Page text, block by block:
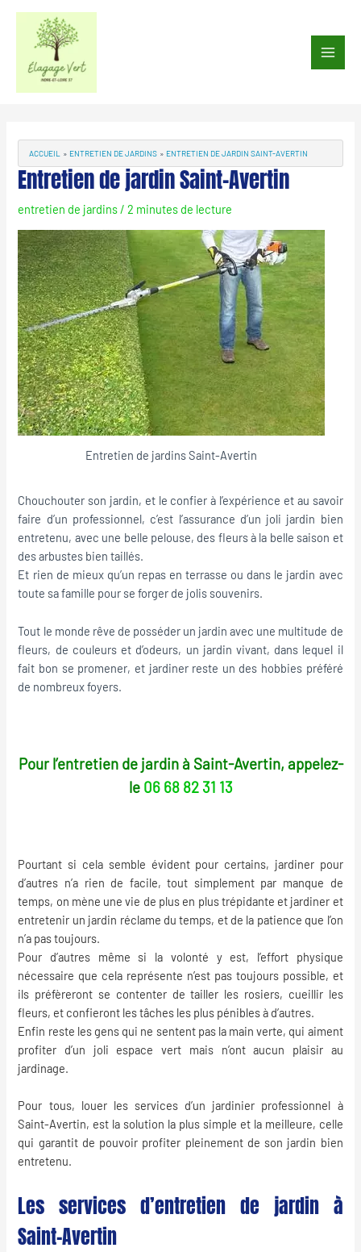
Aller
contenu
Main
ACCUEIL ENTRETIEN DE JARDINS ENTRETIEN DE JARDIN SAINT-AVERTIN
Entretien de jardin Saint-Avertin
entretien de jardins/2 minutes de lecture
Entretien de jardins Saint-Avertin
Chouchouter son jardin, et le confier à l’expérience et au savoir
faire d’un professionnel, c’est l’assurance d’un joli jardin bien
entretenu, avec une belle pelouse, des fleurs à la belle saison et
des arbustes bien taillés.
Et rien de mieux qu’un repas en terrasse ou dans le jardin avec
toute sa famille pour se forger de jolis souvenirs.
Tout le monde rêve de posséder un jardin avec une multitude de
fleurs, de couleurs et d’odeurs, un jardin vivant, dans lequel il
fait bon se promener, et jardiner reste un des hobbies préféré
de nombreux foyers.
Pour l’entretien de jardin à Saint-Avertin, appelez-
le 06 68 82 31 13
Pourtant si cela semble évident pour certains, jardiner pour
d’autres n’a rien de facile, tout simplement par manque de
temps, on mène une vie de plus en plus trépidante et jardiner et
entretenir un jardin réclame du temps, et de la patience que l’on
n’a pas toujours.
Pour d’autres même si la volonté y est, l’effort physique
nécessaire que cela représente n’est pas toujours possible, et
ils préfèreront se contenter de tailler les rosiers, cueillir les
fleurs, et confieront les tâches les plus pénibles à d’autres.
Enfin reste les gens qui ne sentent pas la main verte, qui aiment
profiter d’un joli espace vert mais n’ont aucun plaisir au
jardinage.
Pour tous, louer les services d’un jardinier professionnel à
Saint-Avertin, est la solution la plus simple et la meilleure, celle
qui garantit de pouvoir profiter pleinement de son jardin bien
entretenu.
Les services d’entretien de jardin à
Saint-Avertin
articles